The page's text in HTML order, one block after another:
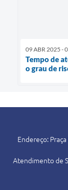
09 ABR 2025 -
Tempo de
o grau de
Endereço:
Atendimento de